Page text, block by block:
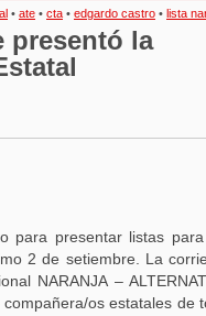
• ate • cta • edgardo castro • lista
presentó la
para presentar listas
2 de setiembre. La
NARANJA –
compañera/os estatales de